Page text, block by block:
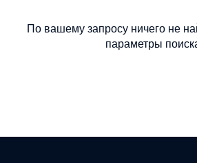
По вашему запросу ничего не
параметры